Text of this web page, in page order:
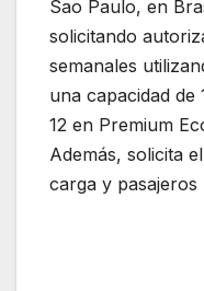
Sao Paulo, en
solicitando
semanales
una capacidad de
12 en Premium
Además, solicita
carga y